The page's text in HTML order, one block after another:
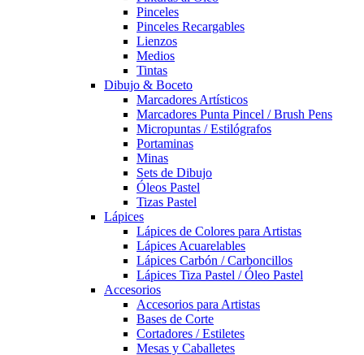
Pinceles
Pinceles Recargables
Lienzos
Medios
Tintas
Dibujo & Boceto
Marcadores Artísticos
Marcadores Punta Pincel / Brush Pens
Micropuntas / Estilógrafos
Portaminas
Minas
Sets de Dibujo
Óleos Pastel
Tizas Pastel
Lápices
Lápices de Colores para Artistas
Lápices Acuarelables
Lápices Carbón / Carboncillos
Lápices Tiza Pastel / Óleo Pastel
Accesorios
Accesorios para Artistas
Bases de Corte
Cortadores / Estiletes
Mesas y Caballetes